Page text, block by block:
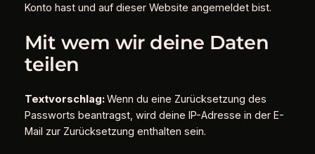
Konto hast und auf dieser Website angemeldet bist.
Mit wem wir deine Daten
teilen
Textvorschlag:Wenn du eine Zurücksetzung des
Passworts beantragst, wird deine IP-Adresse in der E-
Mail zur Zurücksetzung enthalten sein.